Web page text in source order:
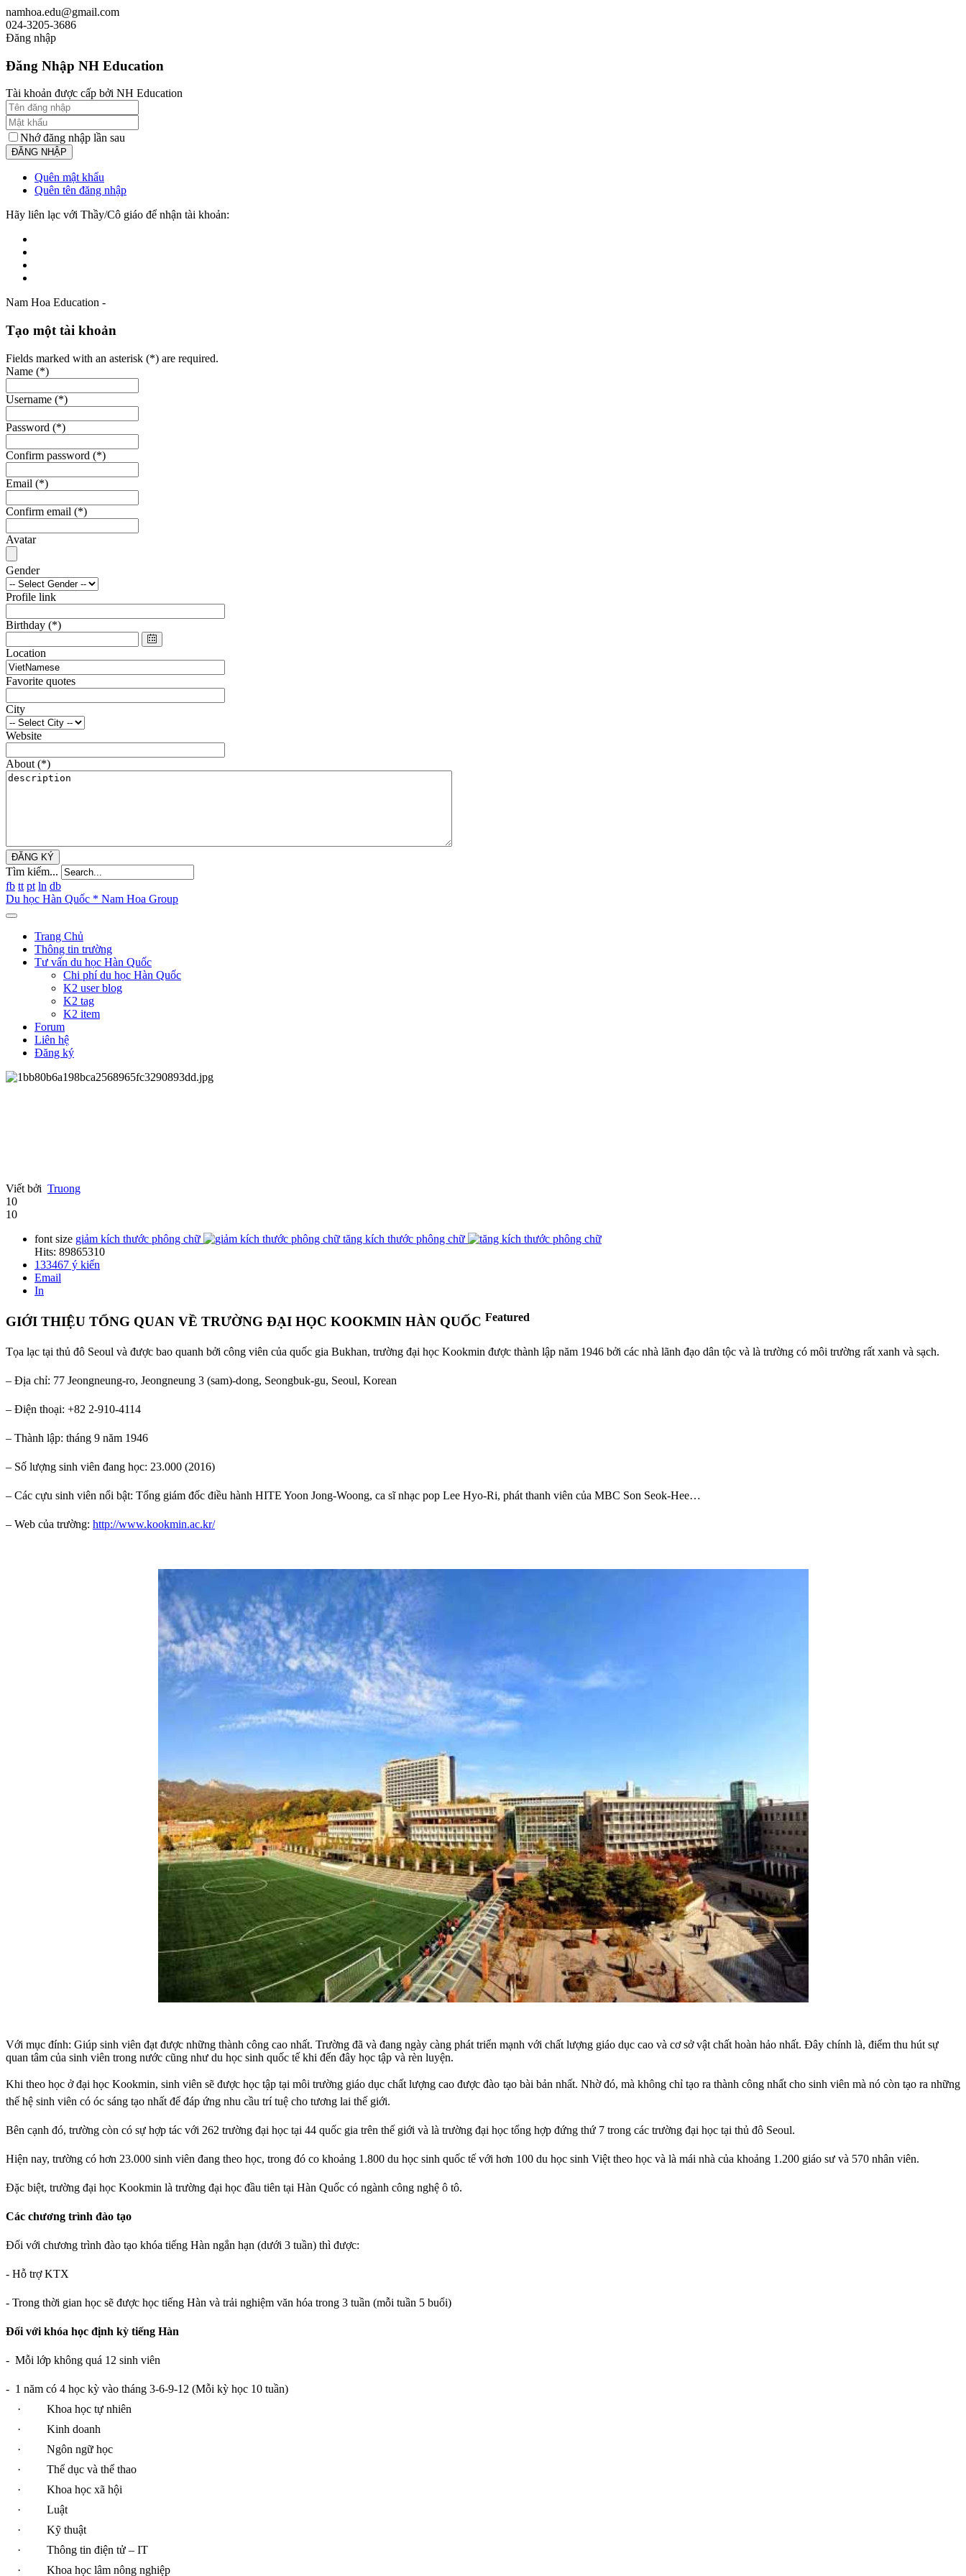
namhoa.edu@gmail.com
024-3205-3686
Đăng nhập
Đăng Nhập NH Education
Tài khoản được cấp bởi NH Education
Nhớ đăng nhập lần sau
Quên mật khẩu
Quên tên đăng nhập
Hãy liên lạc với Thầy/Cô giáo để nhận tài khoản:
Nam Hoa Education -
Tạo một tài khoản
Fields marked with an asterisk (*) are required.
Name (*)
Username (*)
Password (*)
Confirm password (*)
Email (*)
Confirm email (*)
Avatar
Gender
Profile link
Birthday (*)
Location
Favorite quotes
City
Website
About (*)
ĐĂNG KÝ
Tìm kiếm...
fb tt pt ln db
Du học Hàn Quốc * Nam Hoa Group
Trang Chủ
Thông tin trường
Tư vấn du học Hàn Quốc
Chi phí du học Hàn Quốc
K2 user blog
K2 tag
K2 item
Forum
Liên hệ
Đăng ký
Viết bởi Truong
10
10
font size giảm kích thước phông chữ
tăng kích thước phông chữ
Hits: 89865310
133467 ý kiến
Email
In
GIỚI THIỆU TỔNG QUAN VỀ TRƯỜNG ĐẠI HỌC KOOKMIN HÀN QUỐC Featured
Tọa lạc tại thủ đô Seoul và được bao quanh bởi công viên của quốc gia Bukhan, trường đại học Kookmin được thành lập năm 1946 bởi các nhà lãnh đạo dân tộc và là trường có môi trường rất xanh và sạch.
– Địa chỉ: 77 Jeongneung-ro, Jeongneung 3 (sam)-dong, Seongbuk-gu, Seoul, Korean
– Điện thoại: +82 2-910-4114
– Thành lập: tháng 9 năm 1946
– Số lượng sinh viên đang học: 23.000 (2016)
– Các cựu sinh viên nổi bật: Tổng giám đốc điều hành HITE Yoon Jong-Woong, ca sĩ nhạc pop Lee Hyo-Ri, phát thanh viên của MBC Son Seok-Hee…
– Web của trường: http://www.kookmin.ac.kr/
Với mục đính: Giúp sinh viên đạt được những thành công cao nhất. Trường đã và đang ngày càng phát triển mạnh với chất lượng giáo dục cao và cơ sở vật chất hoàn hảo nhất. Đây chính là, điểm thu hút sự
quan tâm của sinh viên trong nước cũng như du học sinh quốc tế khi đến đây học tập và rèn luyện.
Khi theo học ở đại học Kookmin, sinh viên sẽ được học tập tại môi trường giáo dục chất lượng cao được đào tạo bài bản nhất. Nhờ đó, mà không chỉ tạo ra thành công nhất cho sinh viên mà nó còn tạo ra những
thế hệ sinh viên có óc sáng tạo nhất để đáp ứng nhu cầu trí tuệ cho tương lai thế giới.
Bên cạnh đó, trường còn có sự hợp tác với 262 trường đại học tại 44 quốc gia trên thế giới và là trường đại học tổng hợp đứng thứ 7 trong các trường đại học tại thủ đô Seoul.
Hiện nay, trường có hơn 23.000 sinh viên đang theo học, trong đó co khoảng 1.800 du học sinh quốc tế với hơn 100 du học sinh Việt theo học và là mái nhà của khoảng 1.200 giáo sư và 570 nhân viên.
Đặc biệt, trường đại học Kookmin là trường đại học đầu tiên tại Hàn Quốc có ngành công nghệ ô tô.
Các chương trình đào tạo
Đối với chương trình đào tạo khóa tiếng Hàn ngắn hạn (dưới 3 tuần) thì được:
- Hỗ trợ KTX
- Trong thời gian học sẽ được học tiếng Hàn và trải nghiệm văn hóa trong 3 tuần (mỗi tuần 5 buổi)
Đối với khóa học định kỳ tiếng Hàn
- Mỗi lớp không quá 12 sinh viên
- 1 năm có 4 học kỳ vào tháng 3-6-9-12 (Mỗi kỳ học 10 tuần)
·
Khoa học tự nhiên
·
Kinh doanh
·
Ngôn ngữ học
·
Thể dục và thể thao
·
Khoa học xã hội
·
Luật
·
Kỹ thuật
·
Thông tin điện tử – IT
·
Khoa học lâm nông nghiệp